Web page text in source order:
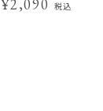
¥2,090 税込